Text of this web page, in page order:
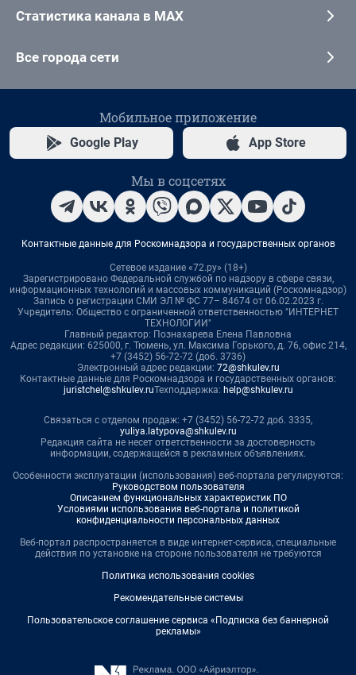
Статистика канала в MAX
Все города сети
Мобильное приложение
Google Play App Store
Мы в соцсетях
Контактные данные для Роскомнадзора и государственных органов
Сетевое издание «72.ру» (18+)
Зарегистрировано Федеральной службой по надзору в сфере связи,
информационных технологий и массовых коммуникаций (Роскомнадзор)
Запись о регистрации СМИ ЭЛ № ФС 77– 84674 от 06.02.2023 г.
Учредитель: Общество с ограниченной ответственностью "ИНТЕРНЕТ
ТЕХНОЛОГИИ"
Главный редактор: Познахарева Елена Павловна
Адрес редакции: 625000, г. Тюмень, ул. Максима Горького, д. 76, офис 214,
+7 (3452) 56-72-72 (доб. 3736)
Электронный адрес редакции: 72@shkulev.ru
Контактные данные для Роскомнадзора и государственных органов:
juristchel@shkulev.ruТехподдержка: help@shkulev.ru
Связаться с отделом продаж: +7 (3452) 56-72-72 доб. 3335,
yuliya.latypova@shkulev.ru
Редакция сайта не несет ответственности за достоверность
информации, содержащейся в рекламных объявлениях.
Особенности эксплуатации (использования) веб-портала регулируются:
Руководством пользователя
Описанием функциональных характеристик ПО
Условиями использования веб-портала и политикой
конфиденциальности персональных данных
Веб-портал распространяется в виде интернет-сервиса, специальные
действия по установке на стороне пользователя не требуются
Политика использования cookies
Рекомендательные системы
Пользовательское соглашение сервиса «Подписка без баннерной
рекламы»